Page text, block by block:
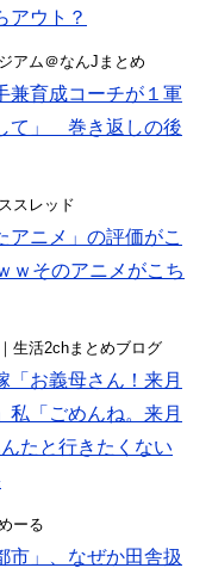
ウト？
アム＠なんJまとめ
育成コーチが１軍
て」 巻き返しの後
スレッド
アニメ」の評価がこ
ｗそのアニメがこち
生活2chまとめブログ
「お義母さん！来月
私「ごめんね。来月
たと行きたくない
ーる
市」、なぜか田舎扱